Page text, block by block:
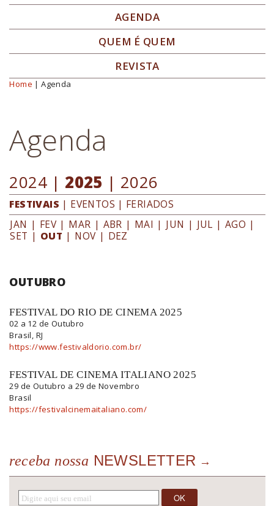
AGENDA
QUEM É QUEM
REVISTA
Você está aqui
Home | Agenda
Agenda
2024 | 2025 | 2026
FESTIVAIS | EVENTOS | FERIADOS
JAN | FEV | MAR | ABR | MAI | JUN | JUL | AGO |
SET | OUT | NOV | DEZ
OUTUBRO
FESTIVAL DO RIO DE CINEMA 2025
02 a 12 de Outubro
Brasil, RJ
https://www.festivaldorio.com.br/
FESTIVAL DE CINEMA ITALIANO 2025
29 de Outubro a 29 de Novembro
Brasil
https://festivalcinemaitaliano.com/
receba nossa NEWSLETTER